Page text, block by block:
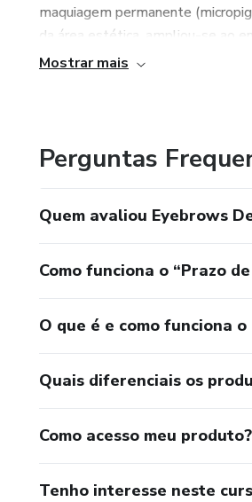
maquiagem permanente
da área estética, ampliou-se ao
Mostrar mais
Perguntas
Quem avaliou Eyebrows
Como funciona o “Prazo
O que é e como funciona
Quais diferenciais os
Como acesso meu produto?
Tenho interesse neste